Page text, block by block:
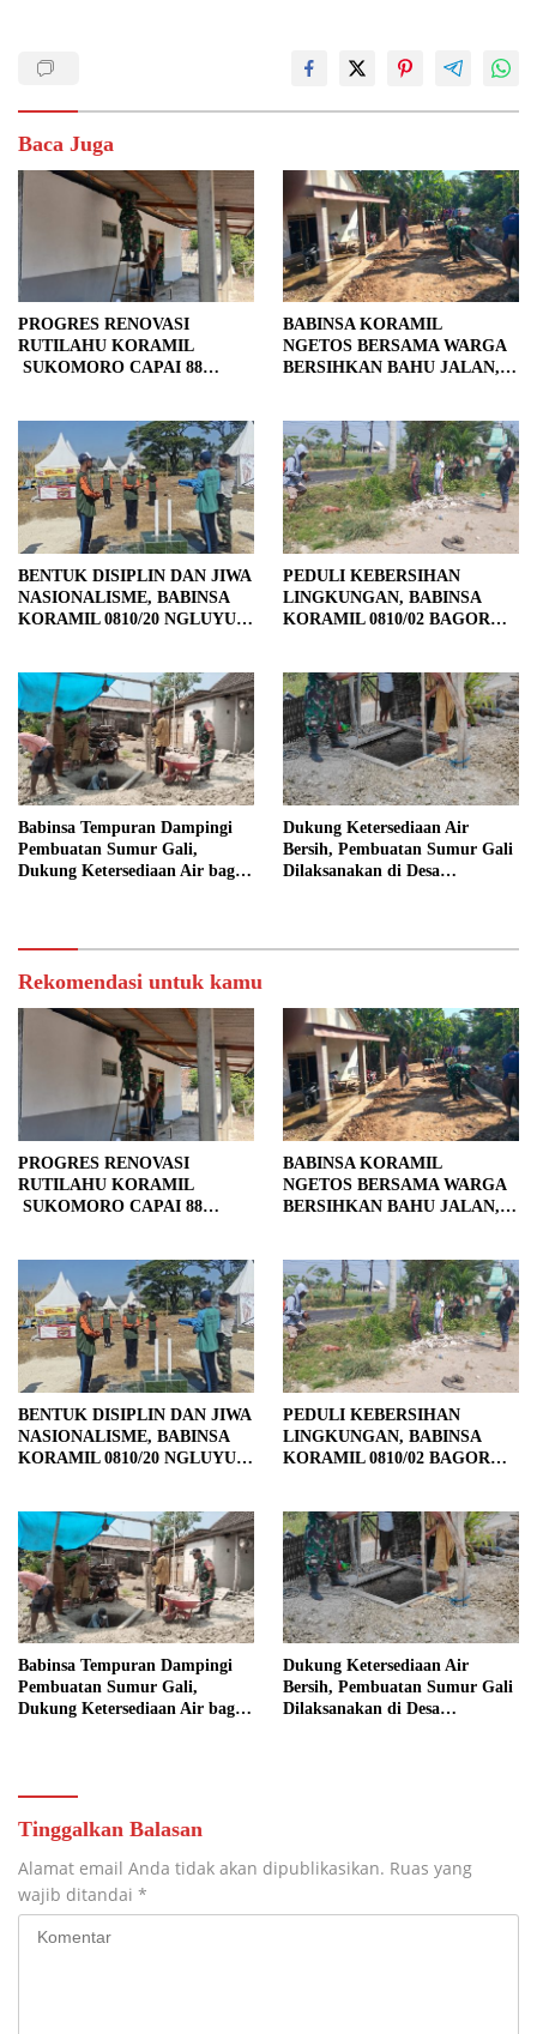
Baca Juga
PROGRES RENOVASI
RUTILAHU KORAMIL
SUKOMORO CAPAI 88
BABINSA KORAMIL
NGETOS BERSAMA WARGA
BERSIHKAN BAHU JALAN,
BENTUK DISIPLIN DAN JIWA
NASIONALISME, BABINSA
KORAMIL 0810/20 NGLUYU
PEDULI KEBERSIHAN
LINGKUNGAN, BABINSA
KORAMIL 0810/02 BAGOR
BAKTI
Babinsa Tempuran Dampingi
Pembuatan Sumur Gali,
Dukung Ketersediaan Air bagi
Dukung Ketersediaan Air
Bersih, Pembuatan Sumur Gali
Dilaksanakan di Desa
Rekomendasi untuk kamu
PROGRES RENOVASI
RUTILAHU KORAMIL
SUKOMORO CAPAI 88
BABINSA KORAMIL
NGETOS BERSAMA WARGA
BERSIHKAN BAHU JALAN,
BENTUK DISIPLIN DAN JIWA
NASIONALISME, BABINSA
KORAMIL 0810/20 NGLUYU
PEDULI KEBERSIHAN
LINGKUNGAN, BABINSA
KORAMIL 0810/02 BAGOR
BAKTI
Babinsa Tempuran Dampingi
Pembuatan Sumur Gali,
Dukung Ketersediaan Air bagi
Dukung Ketersediaan Air
Bersih, Pembuatan Sumur Gali
Dilaksanakan di Desa
Tinggalkan Balasan
Alamat email Anda tidak akan dipublikasikan. Ruas yang
wajib ditandai *